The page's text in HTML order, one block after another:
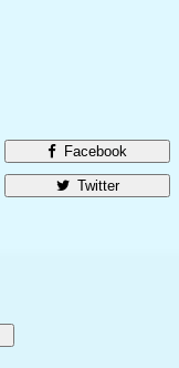
Facebook
Twitter